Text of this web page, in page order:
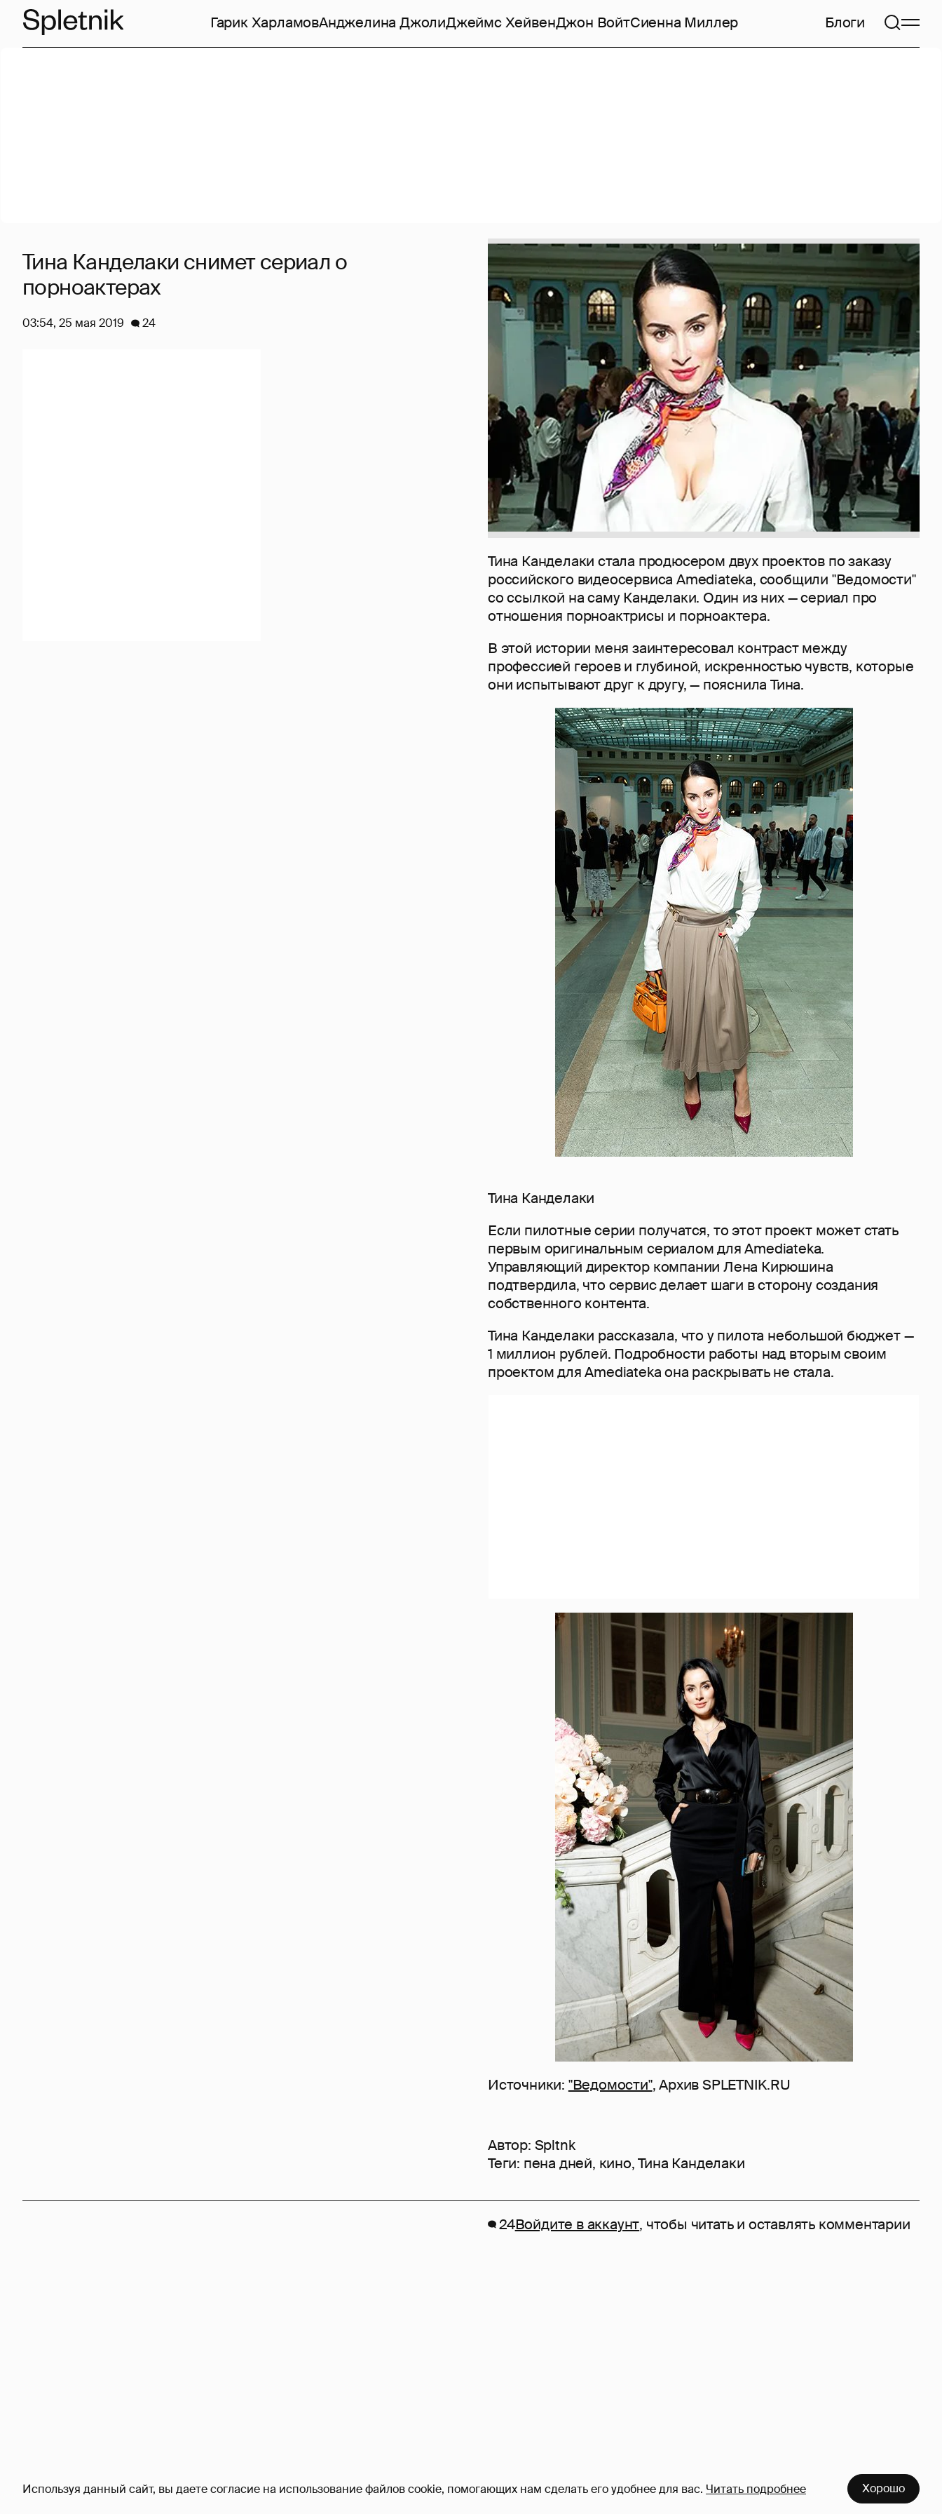
Используя данный сайт, вы даете согласие на использование файлов cookie, помогающих нам сделать его удобнее для вас. Читать подробнее Хорошо
Гарик ХарламовАнджелина ДжолиДжеймс ХейвенДжон ВойтСиенна Миллер Блоги
Тина Канделаки стала продюсером двух проектов по заказу
российского видеосервиса Amediateka, сообщили "Ведомости"
со ссылкой на саму Канделаки. Один из них — сериал про
отношения порноактрисы и порноактера.
В этой истории меня заинтересовал контраст между
профессией героев и глубиной, искренностью чувств, которые
они испытывают друг к другу, — пояснила Тина.
Тина Канделаки
Если пилотные серии получатся, то этот проект может стать
первым оригинальным сериалом для Amediateka.
Управляющий директор компании Лена Кирюшина
подтвердила, что сервис делает шаги в сторону создания
собственного контента.
Тина Канделаки рассказала, что у пилота небольшой бюджет —
1 миллион рублей. Подробности работы над вторым своим
проектом для Amediateka она раскрывать не стала.
Источники: "Ведомости", Архив SPLETNIK.RU
Автор: Spltnk
Теги: пена дней, кино,Тина Канделаки
Тина Канделаки снимет сериал о
порноактерах
03:54, 25 мая 2019 24
24Войдите в аккаунт, чтобы читать и оставлять комментарии